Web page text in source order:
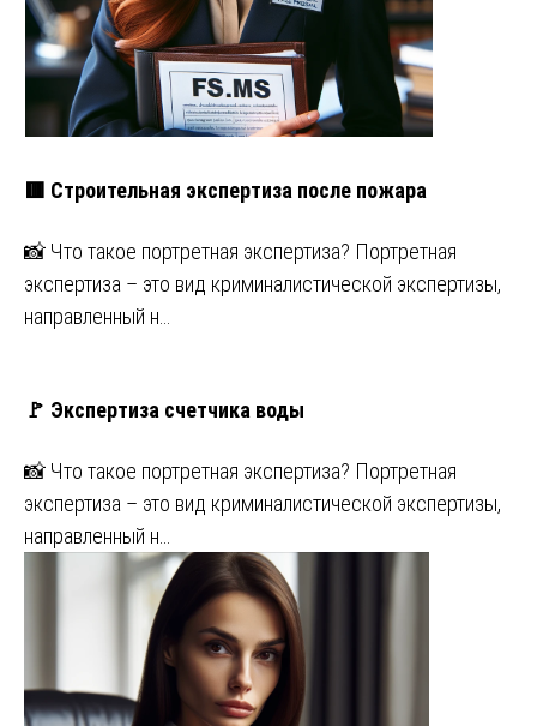
🟥 Строительная экспертиза после пожара
📸 Что такое портретная экспертиза? Портретная
экспертиза – это вид криминалистической экспертизы,
направленный н…
🚩 Экспертиза счетчика воды
📸 Что такое портретная экспертиза? Портретная
экспертиза – это вид криминалистической экспертизы,
направленный н…